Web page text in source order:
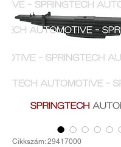
Cikkszám: 29417000